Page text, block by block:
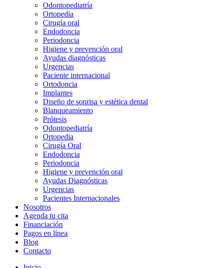
Odontopediatría
Ortopedia
Cirugía oral
Endodoncia
Periodoncia
Higiene y prevención oral
Ayudas diagnósticas
Urgencias
Paciente internacional
Ortodoncia
Implantes
Diseño de sonrisa y estética dental
Blanqueamiento
Prótesis
Odontopediatría
Ortopedia
Cirugía Oral
Endodoncia
Periodoncia
Higiene y prevención oral
Ayudas Diagnósticas
Urgencias
Pacientes Internacionales
Nosotros
Agenda tu cita
Financiación
Pagos en línea
Blog
Contacto